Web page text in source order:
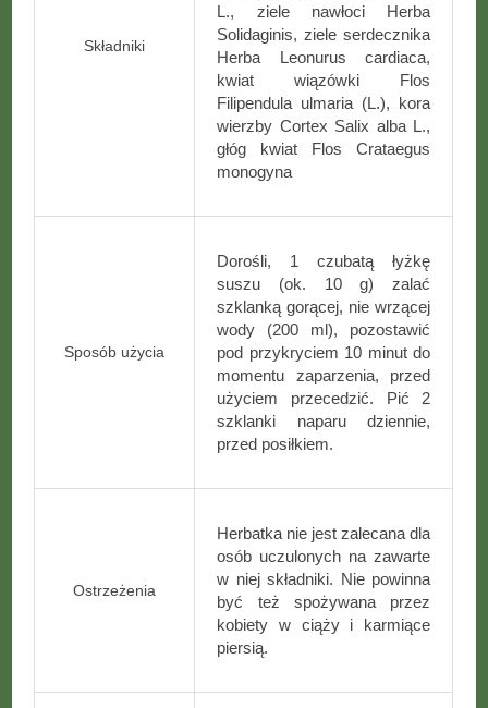
Składniki
L., ziele nawłoci Herba
Solidaginis, ziele serdecznika
Herba Leonurus cardiaca,
kwiat wiązówki Flos
Filipendula ulmaria (L.), kora
wierzby Cortex Salix alba L.,
głóg kwiat Flos Crataegus
monogyna
Sposób użycia
Dorośli, 1 czubatą łyżkę
suszu (ok. 10 g) zalać
szklanką gorącej, nie wrzącej
wody (200 ml), pozostawić
pod przykryciem 10 minut do
momentu zaparzenia, przed
użyciem przecedzić. Pić 2
szklanki naparu dziennie,
przed posiłkiem.
Ostrzeżenia
Herbatka nie jest zalecana dla
osób uczulonych na zawarte
w niej składniki. Nie powinna
być też spożywana przez
kobiety w ciąży i karmiące
piersią.